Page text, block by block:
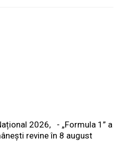
2026, - „Formula 1” a
revine în 8 august